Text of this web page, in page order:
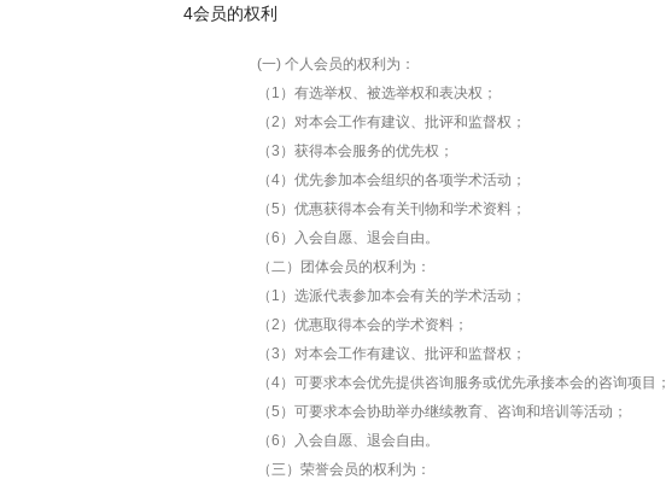
4会员的权利
(一) 个人会员的权利为：
（1）有选举权、被选举权和表决权；
（2）对本会工作有建议、批评和监督权；
（3）获得本会服务的优先权；
（4）优先参加本会组织的各项学术活动；
（5）优惠获得本会有关刊物和学术资料；
（6）入会自愿、退会自由。
（二）团体会员的权利为：
（1）选派代表参加本会有关的学术活动；
（2）优惠取得本会的学术资料；
（3）对本会工作有建议、批评和监督权；
（4）可要求本会优先提供咨询服务或优先承接本会的咨询项目；
（5）可要求本会协助举办继续教育、咨询和培训等活动；
（6）入会自愿、退会自由。
（三）荣誉会员的权利为：